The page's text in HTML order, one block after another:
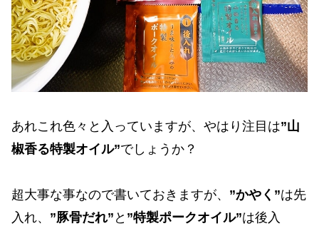
あれこれ色々と入っていますが、やはり注目は”山
椒香る特製オイル”でしょうか？
超大事な事なので書いておきますが、 ”かやく”は先
入れ、 ”豚骨だれ” と ”特製ポークオイル”は後入